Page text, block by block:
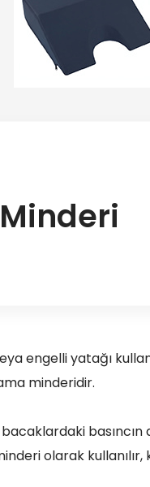
engelli yatağı
minderidir.
basıncın
olarak kullanılır,